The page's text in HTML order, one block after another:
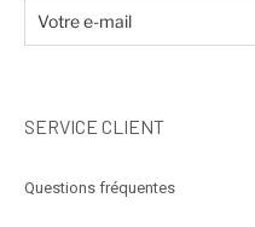
SERVICE CLIENT
Questions fréquentes